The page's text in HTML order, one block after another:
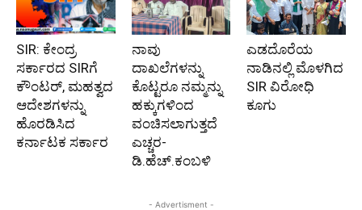
SIR: ಕೇಂದ್ರ
ಸರ್ಕಾರದ SIRಗೆ
ಕೌಂಟರ್‌, ಮಹತ್ವದ
ಆದೇಶಗಳನ್ನು
ಹೊರಡಿಸಿದ
ಕರ್ನಾಟಕ ಸರ್ಕಾರ
ನಾವು
ದಾಖಲೆಗಳನ್ನು
ಕೊಟ್ಟರೂ ನಮ್ಮನ್ನು
ಹಕ್ಕುಗಳಿಂದ
ವಂಚಿಸಲಾಗುತ್ತದೆ
ಎಚ್ಚರ-
ಡಿ.ಹೆಚ್.ಕಂಬಳಿ
ಎಡದೊರೆಯ
ನಾಡಿನಲ್ಲಿ ಮೊಳಗಿದ
SIR ವಿರೋಧಿ
ಕೂಗು
- Advertisment -